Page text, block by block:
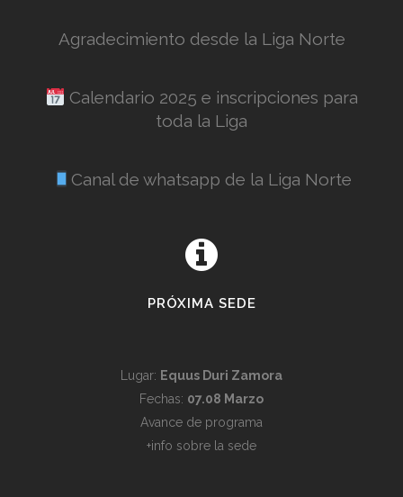
Agradecimiento desde la Liga Norte
Calendario 2025 e inscripciones para
toda la Liga
Canal de whatsapp de la Liga Norte
PRÓXIMA SEDE
Lugar: Equus Duri Zamora
Fechas: 07.08 Marzo
Avance de programa
+info sobre la sede
Política de cookies